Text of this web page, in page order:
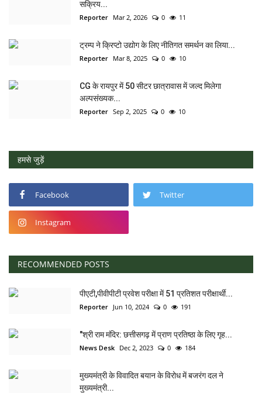
सक्रिय...
Reporter Mar 2, 2026 0 11
ट्रम्प ने क्रिप्टो उद्योग के लिए नीतिगत समर्थन का लिया...
Reporter Mar 8, 2025 0 10
CG के रायपुर में 50 सीटर छात्रावास में जल्द मिलेगा
अल्पसंख्यक...
Reporter Sep 2, 2025 0 10
हमसे जुड़ें
Facebook Twitter
Instagram
RECOMMENDED POSTS
पीएटी,पीवीपीटी प्रवेश परीक्षा में 51 प्रतिशत परीक्षार्थी...
Reporter Jun 10, 2024 0 191
"श्री राम मंदिर: छत्तीसगढ़ में प्राण प्रतिष्ठा के लिए गृह...
News Desk Dec 2, 2023 0 184
मुख्यमंत्री के विवादित बयान के विरोध में बजरंग दल ने
मुख्यमंत्री...